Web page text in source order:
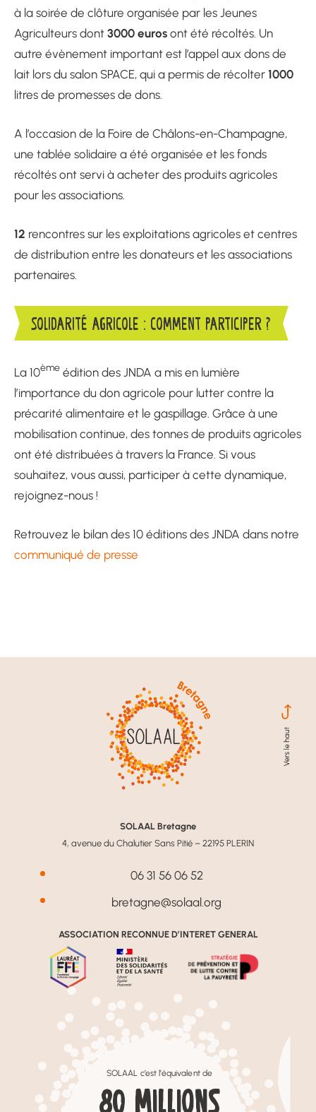
à la soirée de clôture organisée par les Jeunes
Agriculteurs dont3000 eurosont été récoltés. Un
autre évènement important est l’appel aux dons de
lait lors du salon SPACE, qui a permis de récolter1000
litres de promesses de dons.
A l’occasion de la Foire de Châlons-en-Champagne,
une tablée solidaire a été organisée et les fonds
récoltés ont servi à acheter des produits agricoles
pour les associations.
12 rencontres sur les exploitations agricoles et centres
de distribution entre les donateurs et les associations
partenaires.
SOLIDARITÉ AGRICOLE : COMMENT PARTICIPER ?
La 10ème édition des JNDA a mis en lumière
l’importance du don agricole pour lutter contre la
précarité alimentaire et le gaspillage. Grâce à une
mobilisation continue, des tonnes de produits agricoles
ont été distribuées à travers la France. Si vous
souhaitez, vous aussi, participer à cette dynamique,
rejoignez-nous !
Retrouvez le bilan des 10 éditions des JNDA dans notre
communiqué de presse
SOLAAL c’est l’équivalent de
80 MILLIONS
SOLAAL Bretagne
4, avenue du Chalutier Sans Pitié – 22195 PLERIN
06 31 56 06 52
bretagne@solaal.org
ASSOCIATION RECONNUE D’INTERET GENERAL